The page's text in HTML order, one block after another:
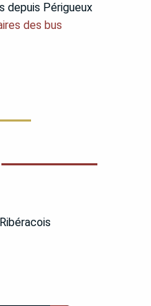
depuis Périgueux
des bus